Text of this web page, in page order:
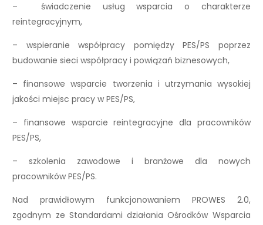
– świadczenie usług wsparcia o charakterze
reintegracyjnym,
– wspieranie współpracy pomiędzy PES/PS poprzez
budowanie sieci współpracy i powiązań biznesowych,
– finansowe wsparcie tworzenia i utrzymania wysokiej
jakości miejsc pracy w PES/PS,
– finansowe wsparcie reintegracyjne dla pracowników
PES/PS,
– szkolenia zawodowe i branżowe dla nowych
pracowników PES/PS.
Nad prawidłowym funkcjonowaniem PROWES 2.0,
zgodnym ze Standardami działania Ośrodków Wsparcia